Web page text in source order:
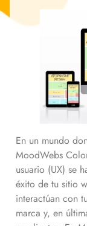
En un mundo
MoodWebs
usuario (UX) se
éxito de tu sitio
interactúan con
marca y, en